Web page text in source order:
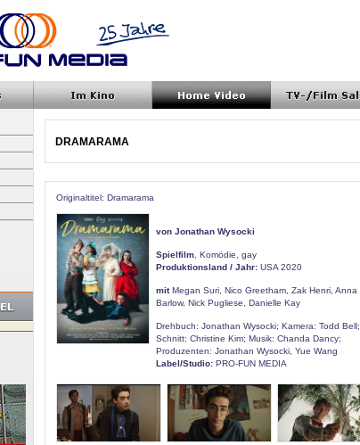
DRAMARAMA
Originaltitel: Dramarama
von Jonathan Wysocki
Spielfilm , Komödie, gay
Produktionsland / Jahr: USA 2020
mitMegan Suri, Nico Greetham, Zak Henri, Anna
Barlow, Nick Pugliese, Danielle Kay
Drehbuch: Jonathan Wysocki; Kamera: Todd Bell;
Schnitt: Christine Kim; Musik: Chanda Dancy;
Produzenten: Jonathan Wysocki, Yue Wang
Label/Studio: PRO-FUN MEDIA